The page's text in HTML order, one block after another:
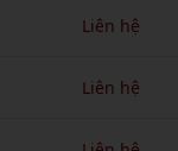
Liên hệ
Liên hệ